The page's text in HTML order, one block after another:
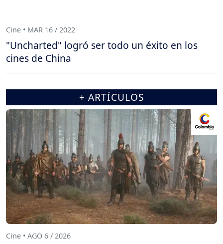
Cine • MAR 16 / 2022
"Uncharted" logró ser todo un éxito en los
cines de China
+ ARTÍCULOS
Cine • AGO 6 / 2026